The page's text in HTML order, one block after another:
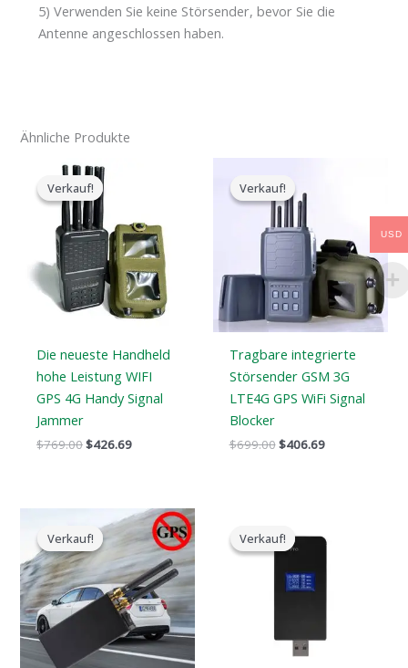
5) Verwenden Sie keine Störsender, bevor Sie die
Antenne angeschlossen haben.
Ähnliche Produkte
Verkauf!
Verkauf!
Die neueste Handheld
hohe Leistung WIFI
GPS 4G Handy Signal
Jammer
$769.00
Der
ursprüngliche
Preis
war:
$769.00.
$426.69
$426.69.
Verkauf!
Verkauf!
Tragbare integrierte
Störsender GSM 3G
LTE4G GPS WiFi Signal
Blocker
$699.00
Preis
war:
$699.00.
$406.69
Verkauf!
Verkauf!
ursprüngliche
Preis
war:
$159.00.
Der
aktuelle
Preis
ist:
$89.58.
Verkauf!
Verkauf!Preis
$179.00.
Preis
USD